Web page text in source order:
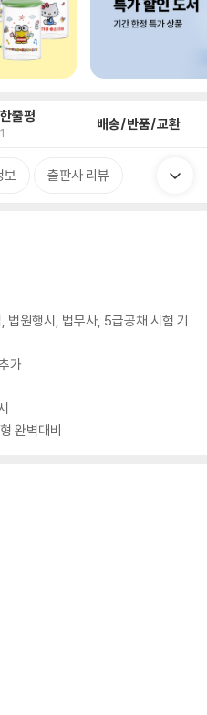
줄평
1 배송/반품/교환
보 출판사 리뷰
법원행시, 법무사, 5급공채 시험 기
가
완벽대비